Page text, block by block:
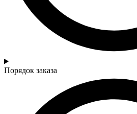
Порядок заказа